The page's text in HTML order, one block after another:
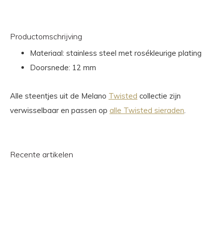
Productomschrijving
Materiaal: stainless steel met rosékleurige plating
Doorsnede: 12 mm
Alle steentjes uit de Melano Twisted collectie zijn
verwisselbaar en passen op alle Twisted sieraden
Recente artikelen